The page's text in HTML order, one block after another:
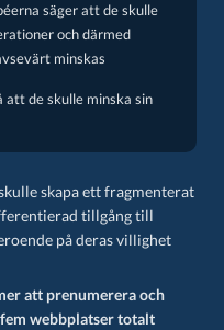
säger att de skulle
och därmed
minskas
att de skulle minska sin
skapa ett fragmenterat
tillgång till
på deras villighet
att prenumerera och
webbplatser totalt